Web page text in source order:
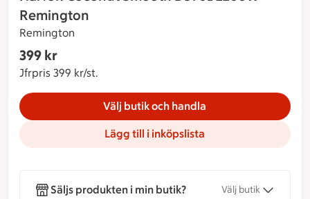
Remington
Remington
399 kr
Jfrpris 399 kr/st.
Välj butik och handla
Lägg till i inköpslista
Säljs produkten i min butik? Välj butik